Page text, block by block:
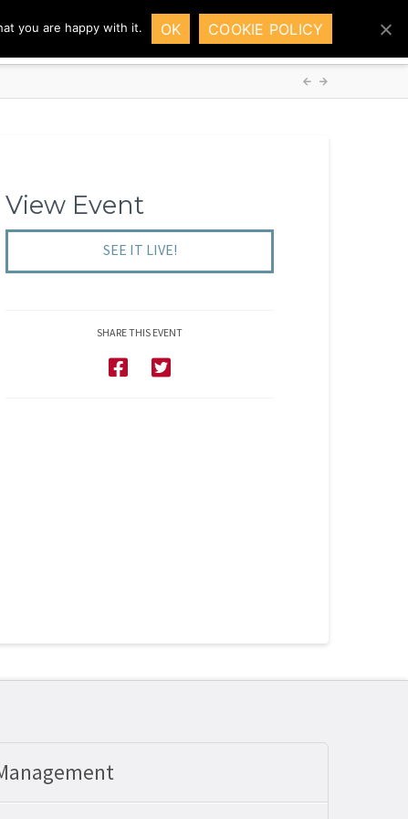
SOLUTIONS DEMO INSIGHTS
View Event
SEE IT LIVE!
SHARE THIS EVENT
you are happy with it. OK COOKIE POLICY